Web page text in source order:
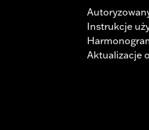
Instrukcje
Aktualizacje